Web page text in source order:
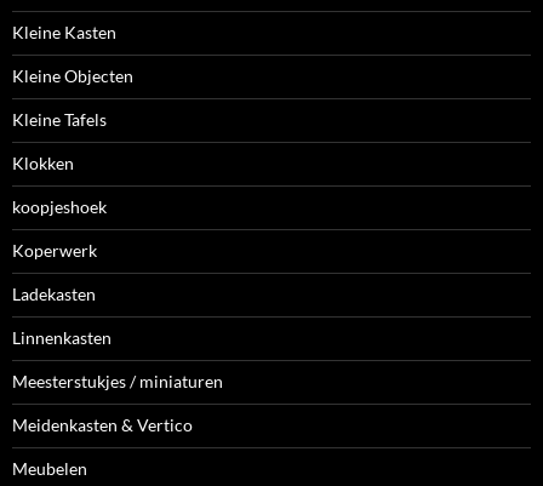
Kleine Kasten
Kleine Objecten
Kleine Tafels
Klokken
koopjeshoek
Koperwerk
Ladekasten
Linnenkasten
Meesterstukjes / miniaturen
Meidenkasten & Vertico
Meubelen